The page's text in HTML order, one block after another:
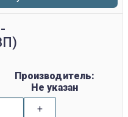
Производитель:
Не указан
+